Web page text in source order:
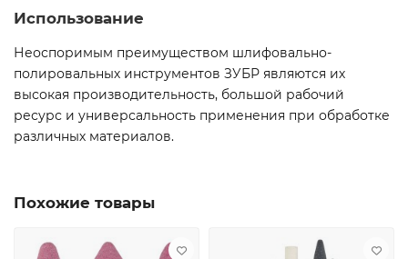
Использование
Неоспоримым преимуществом шлифовально-
полировальных инструментов ЗУБР являются их
высокая производительность, большой рабочий
ресурс и универсальность применения при обработке
различных материалов.
Похожие товары